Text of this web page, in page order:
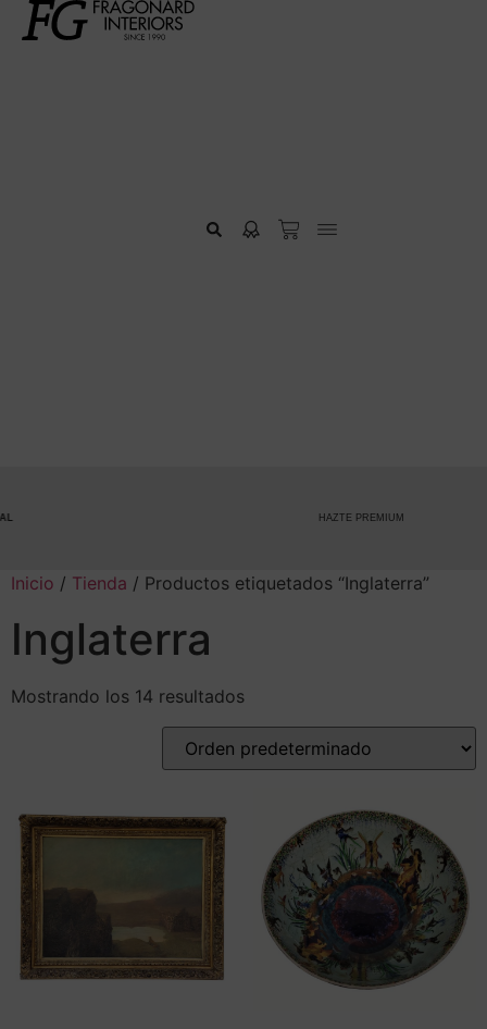
HAZTE PREMIUM
Inicio / Tienda / Productos etiquetados “Inglaterra”
Inglaterra
Mostrando los 14 resultados